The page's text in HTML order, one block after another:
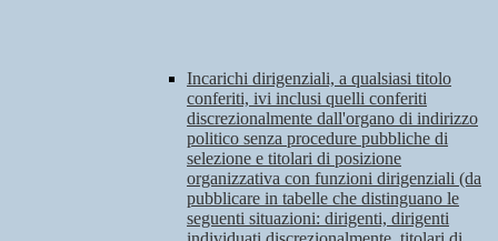
Incarichi dirigenziali, a qualsiasi titolo
conferiti, ivi inclusi quelli conferiti
discrezionalmente dall'organo di indirizzo
politico senza procedure pubbliche di
selezione e titolari di posizione
organizzativa con funzioni dirigenziali (da
pubblicare in tabelle che distinguano le
seguenti situazioni: dirigenti, dirigenti